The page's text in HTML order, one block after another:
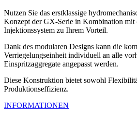
Nutzen Sie das erstklassige
Konzept der GX-Serie in Kombination mit
Injektionssystem zu Ihrem Vorteil.
Dank des modularen Designs kann die
Verriegelungseinheit individuell an alle
Einspritzaggregate angepasst werden.
Diese Konstruktion bietet sowohl
Produktionseffizienz.
INFORMATIONEN